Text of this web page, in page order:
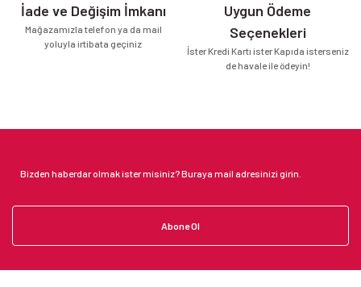
İade ve Değişim İmkanı
Mağazamızla telefon ya da mail
yoluyla irtibata geçiniz
Uygun Ödeme
Seçenekleri
İster Kredi Kartı ister Kapıda isterseniz
de havale ile ödeyin!
Abone Ol